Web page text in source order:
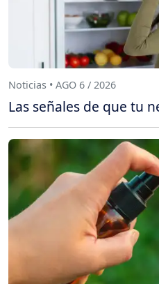
Noticias • AGO 6 / 2026
Las señales de que tu